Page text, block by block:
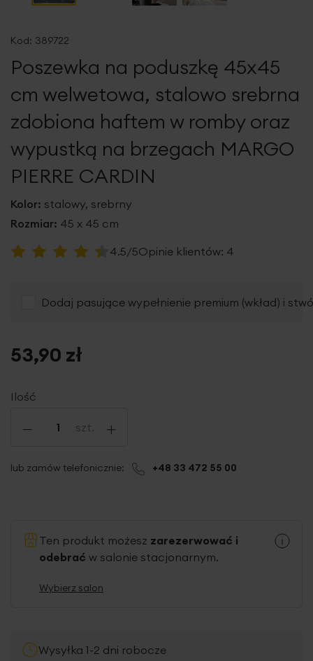
początek
galerii
Kod: 389722
Poszewka na poduszkę 45x45
cm welwetowa, stalowo srebrna
zdobiona haftem w romby oraz
wypustką na brzegach MARGO
PIERRE CARDIN
Kolor: stalowy, srebrny
Rozmiar: 45 x 45 cm
Ocena:
4.5/5Opinie klientów: 4
Dodaj pasujące wypełnienie premium (wkład) i
Ilość
- szt. +
53,90 zł
lub zamów telefonicznie: +48 33 472 55 00
Ten produkt możesz zarezerwować i
odebrać w salonie stacjonarnym.
Wybierz salon
Wysyłka 1-2 dni robocze